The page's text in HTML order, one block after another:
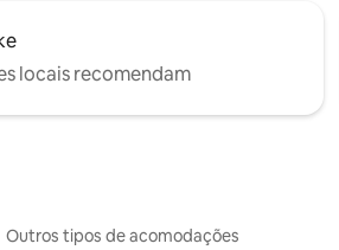
locais recomendam
Outros tipos de acomodações